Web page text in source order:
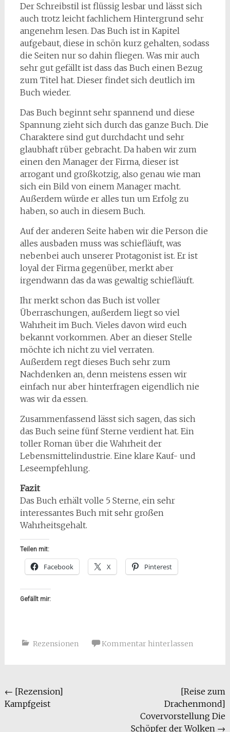
Der Schreibstil ist flüssig lesbar und lässt sich
auch trotz leicht fachlichem Hintergrund sehr
angenehm lesen. Das Buch ist in Kapitel
aufgebaut, diese in schön kurz gehalten, sodass
die Seiten nur so dahin fliegen. Was mir auch
sehr gut gefällt ist dass das Buch einen Bezug
zum Titel hat. Dieser findet sich deutlich im
Buch wieder.
Das Buch beginnt sehr spannend und diese
Spannung zieht sich durch das ganze Buch. Die
Charaktere sind gut durchdacht und sehr
glaubhaft rüber gebracht. Da haben wir zum
einen den Manager der Firma, dieser ist
arrogant und großkotzig, also genau wie man
sich ein Bild von einem Manager macht.
Außerdem würde er alles tun um Erfolg zu
haben, so auch in diesem Buch.
Auf der anderen Seite haben wir die Person die
alles ausbaden muss was schiefläuft, was
nebenbei auch unserer Protagonist ist. Er ist
loyal der Firma gegenüber, merkt aber
irgendwann das da was gewaltig schiefläuft.
Ihr merkt schon das Buch ist voller
Überraschungen, außerdem liegt so viel
Wahrheit im Buch. Vieles davon wird euch
bekannt vorkommen. Aber an dieser Stelle
möchte ich nicht zu viel verraten.
Außerdem regt dieses Buch sehr zum
Nachdenken an, denn meistens essen wir
einfach nur aber hinterfragen eigendlich nie
was wir da essen.
Zusammenfassend lässt sich sagen, das sich
das Buch seine fünf Sterne verdient hat. Ein
toller Roman über die Wahrheit der
Lebensmittelindustrie. Eine klare Kauf- und
Leseempfehlung.
Fazit
Das Buch erhält volle 5 Sterne, ein sehr
interessantes Buch mit sehr großen
Wahrheitsgehalt.
Teilen mit:
Facebook X Pinterest
Gefällt mir:
Rezensionen Kommentar hinterlassen
Beitragsnavigation
← [Rezension]
Kampfgeist
[Reise zum
Drachenmond]
Covervorstellung Die
Schöpfer der Wolken →